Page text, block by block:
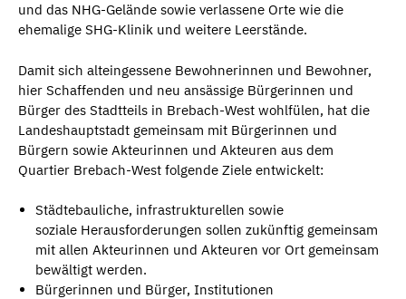
und das NHG-Gelände sowie verlassene Orte wie die
ehemalige SHG-Klinik und weitere Leerstände.
Damit sich alteingessene Bewohnerinnen und Bewohner,
hier Schaffenden und neu ansässige Bürgerinnen und
Bürger des Stadtteils in Brebach-West wohlfülen, hat die
Landeshauptstadt gemeinsam mit Bürgerinnen und
Bürgern sowie Akteurinnen und Akteuren aus dem
Quartier Brebach-West folgende Ziele entwickelt:
Städtebauliche, infrastrukturellen sowie
soziale Herausforderungen sollen zukünftig gemeinsam
mit allen Akteurinnen und Akteuren vor Ort gemeinsam
bewältigt werden.
Bürgerinnen und Bürger, Institutionen